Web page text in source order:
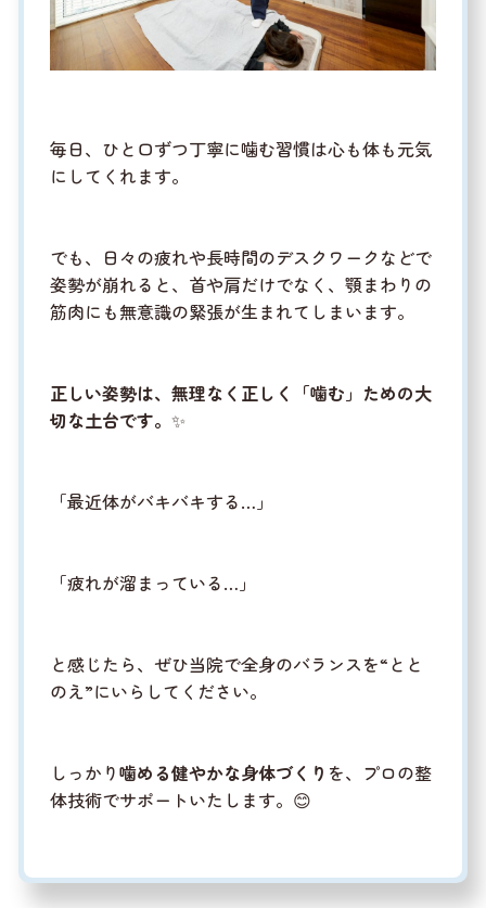
毎日、ひと口ずつ丁寧に噛む習慣は心も体も元気
にしてくれます。
でも、日々の疲れや長時間のデスクワークなどで
姿勢が崩れると、首や肩だけでなく、顎まわりの
筋肉にも無意識の緊張が生まれてしまいます。
正しい姿勢は、無理なく正しく「噛む」ための大
切な土台です。✨
「最近体がバキバキする…」
「疲れが溜まっている…」
と感じたら、ぜひ当院で全身のバランスを“とと
のえ”にいらしてください。
しっかり噛める健やかな身体づくり を、プロの整
体技術でサポートいたします。😊